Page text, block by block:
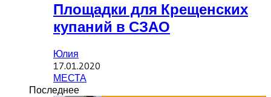
Площадки для Крещенских
купаний в СЗАО
Юлия
17.01.2020
МЕСТА
Последнее